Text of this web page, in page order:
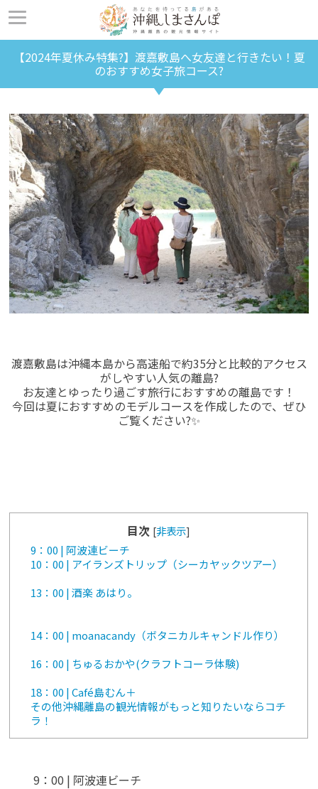
【2024年夏休み特集?】渡嘉敷島へ女友達と行きたい！夏
のおすすめ女子旅コース?
渡嘉敷島は沖縄本島から高速船で約35分と比較的アクセス
がしやすい人気の離島?
お友達とゆったり過ごす旅行におすすめの離島です！
今回は夏におすすめのモデルコースを作成したので、ぜひ
ご覧ください?✨
目次 [非表示]
9：00 | 阿波連ビーチ
10：00 | アイランズトリップ（シーカヤックツアー）
13：00 | 酒楽 あはり。
14：00 | moanacandy（ボタニカルキャンドル作り）
16：00 | ちゅるおかや(クラフトコーラ体験)
18：00 | Café島むん＋
その他沖縄離島の観光情報がもっと知りたいならコチ
ラ！
9：00 | 阿波連ビーチ